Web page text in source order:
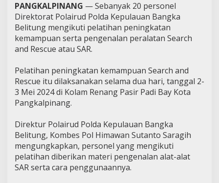
PANGKALPINANG — Sebanyak 20 personel
Direktorat Polairud Polda Kepulauan Bangka
Belitung mengikuti pelatihan peningkatan
kemampuan serta pengenalan peralatan Search
and Rescue atau SAR.
Pelatihan peningkatan kemampuan Search and
Rescue itu dilaksanakan selama dua hari, tanggal 2-
3 Mei 2024 di Kolam Renang Pasir Padi Bay Kota
Pangkalpinang.
Direktur Polairud Polda Kepulauan Bangka
Belitung, Kombes Pol Himawan Sutanto Saragih
mengungkapkan, personel yang mengikuti
pelatihan diberikan materi pengenalan alat-alat
SAR serta cara penggunaannya.